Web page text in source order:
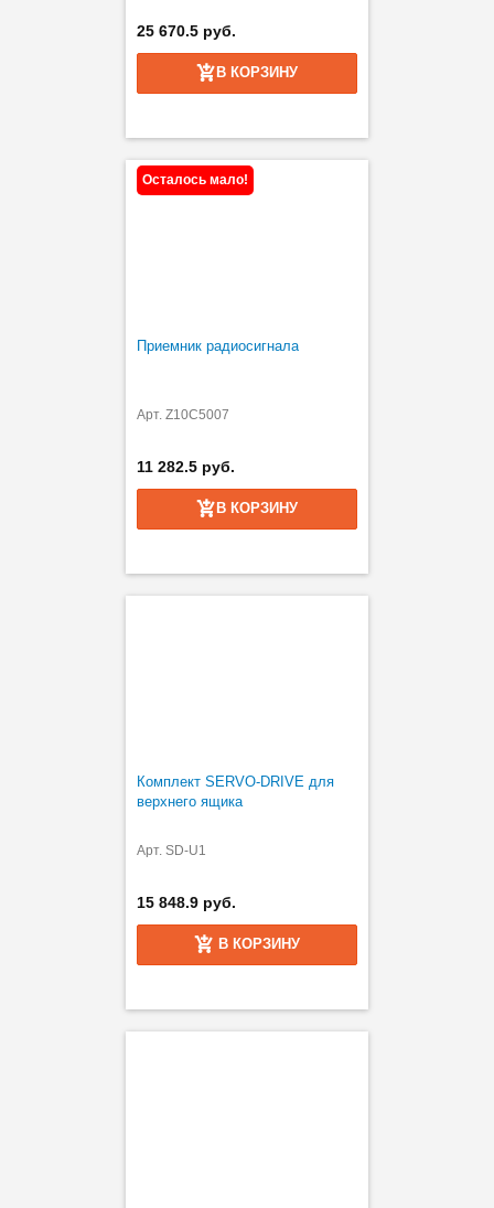
25 670.5 руб.
В КОРЗИНУ
Осталось мало!
Приемник радиосигнала
Арт. Z10C5007
11 282.5 руб.
В КОРЗИНУ
Комплект SERVO-DRIVE для
верхнего ящика
Арт. SD-U1
15 848.9 руб.
В КОРЗИНУ